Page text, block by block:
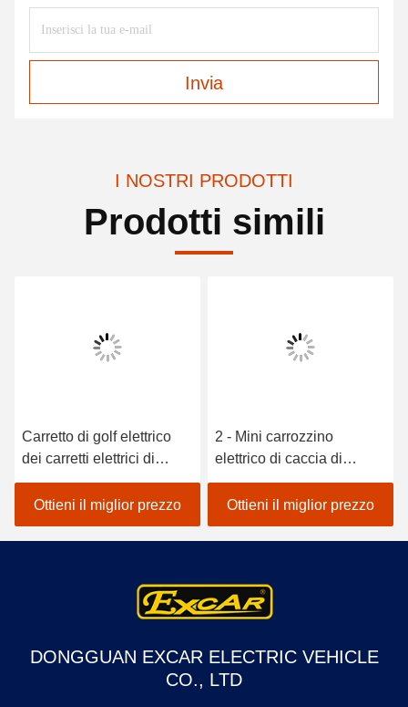
Invia
I NOSTRI PRODOTTI
Prodotti simili
Carretto di golf elettrico
dei carretti elettrici di
caccia di Excar per
cercare i carretti di golf di
caccia
Ottieni il miglior prezzo
2 - Mini carrozzino
elettrico di caccia di
Seater, tipo Ce del carretto
di golf dei veicoli
approvato
Ottieni il miglior prezzo
DONGGUAN EXCAR ELECTRIC VEHICLE
CO., LTD